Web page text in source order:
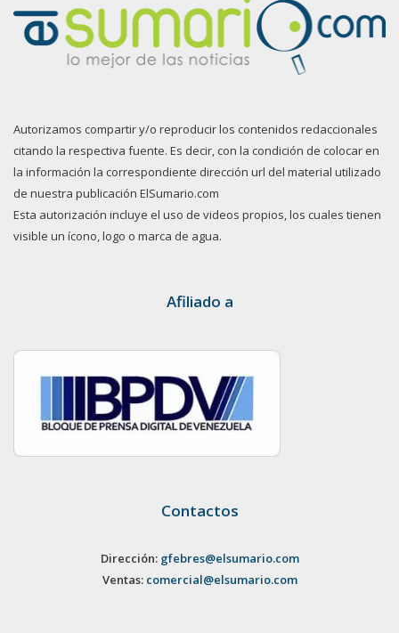
Autorizamos compartir y/o reproducir los contenidos redaccionales
citando la respectiva fuente. Es decir, con la condición de colocar en
la información la correspondiente dirección url del material utilizado
de nuestra publicación ElSumario.com
Esta autorización incluye el uso de videos propios, los cuales tienen
visible un ícono, logo o marca de agua.
Afiliado a
Contactos
Dirección: gfebres@elsumario.com
Ventas: comercial@elsumario.com